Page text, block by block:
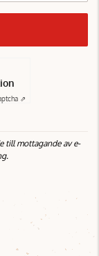
⇗
till mottagande av e-